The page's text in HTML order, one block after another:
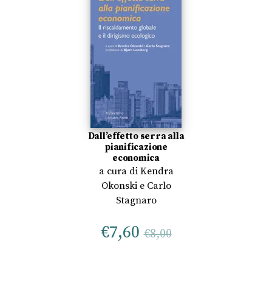
Dall’effetto serra alla
pianificazione
economica
a cura di Kendra
Okonskie Carlo
Stagnaro
€7,60 €8,00